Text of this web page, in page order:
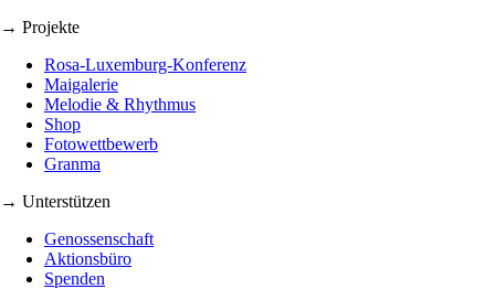
→ Projekte
Rosa-Luxemburg-Konferenz
Maigalerie
Melodie & Rhythmus
Shop
Fotowettbewerb
Granma
→ Unterstützen
Genossenschaft
Aktionsbüro
Spenden